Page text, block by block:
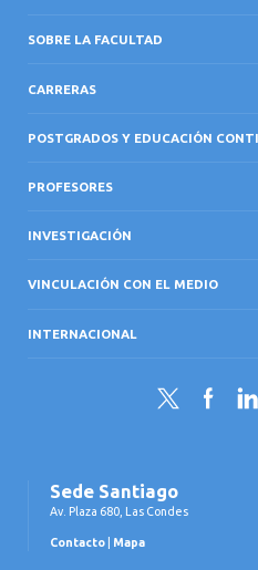
SOBRE LA FACULTAD
CARRERAS
POSTGRADOS Y EDUCACIÓN
PROFESORES
INVESTIGACIÓN
VINCULACIÓN CON EL MEDIO
INTERNACIONAL
Twitter Facebook
Sede Santiago
Av. Plaza 680, Las Condes
Contacto Mapa